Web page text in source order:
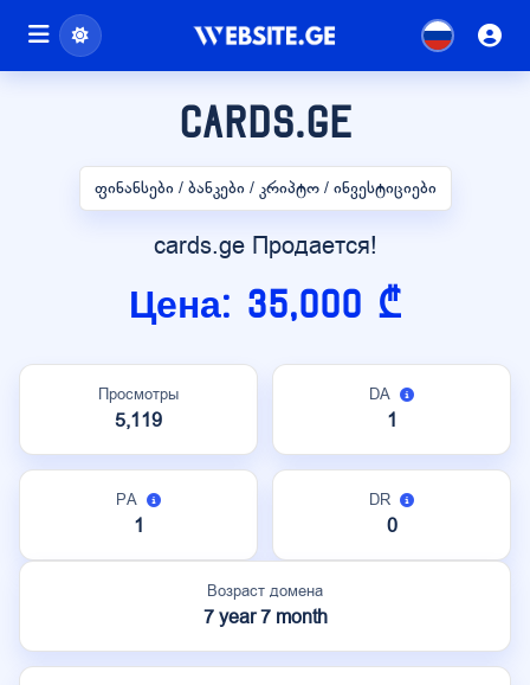
cards.ge
ფინანსები / ბანკები / კრიპტო / ინვესტიციები
cards.ge Продается!
Цена: 35,000 ₾
Просмотры
5,119
DA
1
PA
1
DR
0
Возраст домена
7 year 7 month